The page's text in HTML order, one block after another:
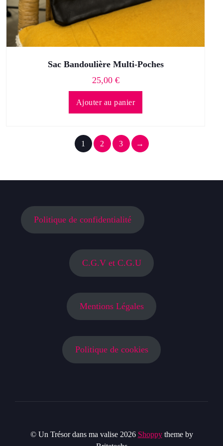
Sac Bandoulière Multi-Poches
25,00 €
Ajouter au panier
1 2 3 →
Politique de confidentialité
C.G.V et C.G.U
Mentions Légales
Politique de cookies
© Un Trésor dans ma valise 2026 Shoppytheme by